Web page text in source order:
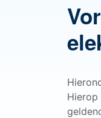
Hierop